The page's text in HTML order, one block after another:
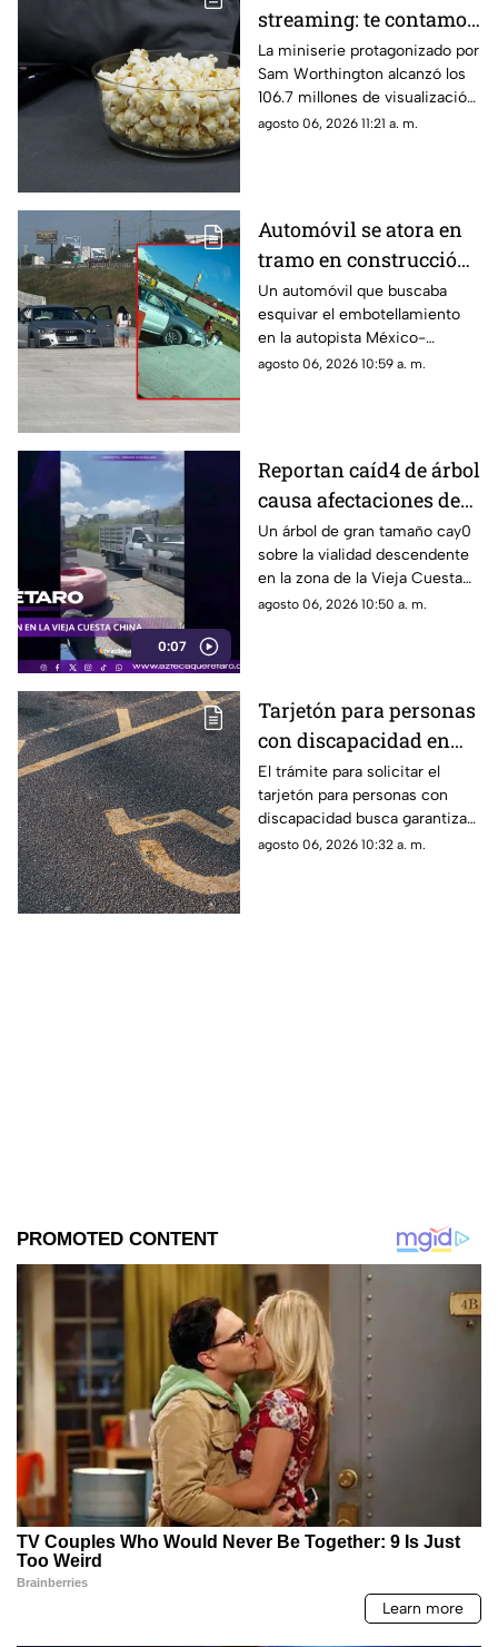
streaming: te contamos
de qué miniserie se
trata y por qué está
atrapando a millones
La miniserie protagonizado por
Sam Worthington alcanzó los
106.7 millones de visualización
en solo 46 días
agosto 06, 2026 11:21 a. m.
Automóvil se atora en
tramo en construcción
de la México-Querétaro
Un automóvil que buscaba
esquivar el embotellamiento
en la autopista México-
Querétaro ingresó a un sector
agosto 06, 2026 10:59 a. m.
0:07
Reportan caíd4 de árbol
causa afectaciones de
circulación en la Vieja
Cuesta China
Un árbol de gran tamaño cay0
sobre la vialidad descendente
en la zona de la Vieja Cuesta
China
agosto 06, 2026 10:50 a. m.
Tarjetón para personas
con discapacidad en
Querétaro: la guía
completa para
solicitarlo este año
El trámite para solicitar el
tarjetón para personas con
discapacidad busca garantizar
el derecho a una movilidad
agosto 06, 2026 10:32 a. m.